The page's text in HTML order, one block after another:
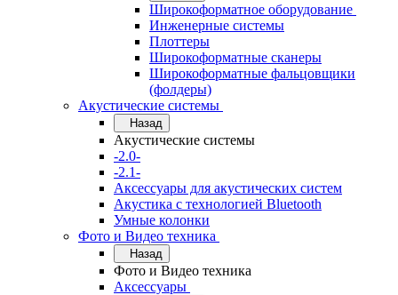
Широкоформатное оборудование
Инженерные системы
Плоттеры
Широкоформатные сканеры
Широкоформатные фальцовщики
(фолдеры)
Акустические системы
Назад
Акустические системы
-2.0-
-2.1-
Аксессуары для акустических систем
Акустика с технологией Bluetooth
Умные колонки
Фото и Видео техника
Назад
Фото и Видео техника
Аксессуары